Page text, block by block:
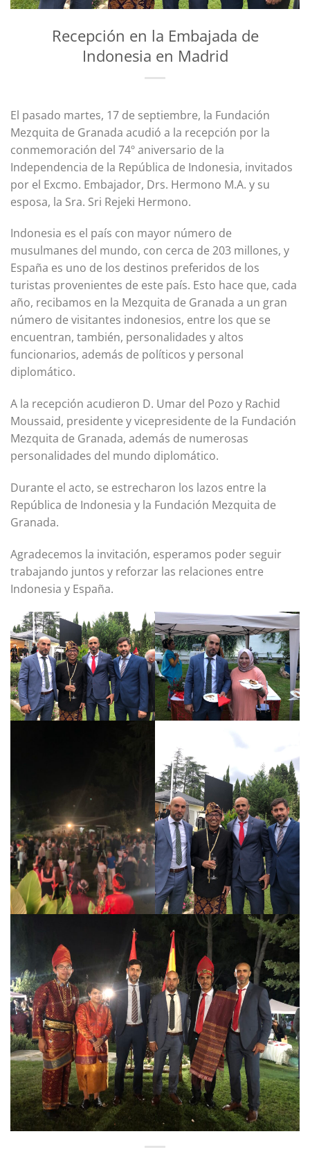
Recepción en la Embajada de
Indonesia en Madrid
El pasado martes, 17 de septiembre, la Fundación
Mezquita de Granada acudió a la recepción por la
conmemoración del 74º aniversario de la
Independencia de la República de Indonesia, invitados
por el Excmo. Embajador, Drs. Hermono M.A. y su
esposa, la Sra. Sri Rejeki Hermono.
Indonesia es el país con mayor número de
musulmanes del mundo, con cerca de 203 millones, y
España es uno de los destinos preferidos de los
turistas provenientes de este país. Esto hace que, cada
año, recibamos en la Mezquita de Granada a un gran
número de visitantes indonesios, entre los que se
encuentran, también, personalidades y altos
funcionarios, además de políticos y personal
diplomático.
A la recepción acudieron D. Umar del Pozo y Rachid
Moussaid, presidente y vicepresidente de la Fundación
Mezquita de Granada, además de numerosas
personalidades del mundo diplomático.
Durante el acto, se estrecharon los lazos entre la
República de Indonesia y la Fundación Mezquita de
Granada.
Agradecemos la invitación, esperamos poder seguir
trabajando juntos y reforzar las relaciones entre
Indonesia y España.